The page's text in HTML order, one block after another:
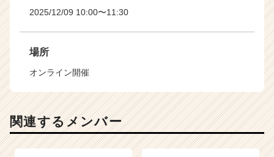
2025/12/09 10:00〜11:30
場所
オンライン開催
関連するメンバー